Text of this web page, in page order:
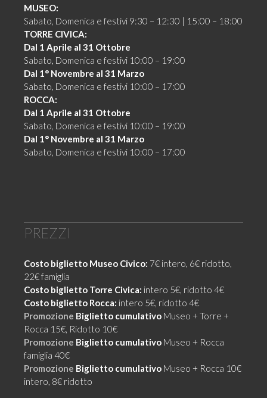
MUSEO:
Sabato, Domenica e festivi 9:30 – 12:30 | 15:00 – 18:00
TORRE CIVICA:
Dal 1 Aprile al 31 Ottobre
Sabato, Domenica e festivi 10:00 – 19:00
Dal 1° Novembre al 31 Marzo
Sabato, Domenica e festivi 10:00 – 17:00
ROCCA:
Dal 1 Aprile al 31 Ottobre
Sabato, Domenica e festivi 10:00 – 19:00
Dal 1° Novembre al 31 Marzo
Sabato, Domenica e festivi 10:00 – 17:00
PREZZI
Costo biglietto Museo Civico: 7€ intero, 6€ ridotto,
22€ famiglia
Costo biglietto Torre Civica: intero 5€, ridotto 4€
Costo biglietto Rocca: intero 5€, ridotto 4€
Promozione Biglietto cumulativo Museo + Torre +
Rocca 15€, Ridotto 10€
Promozione Biglietto cumulativo Museo + Rocca
famiglia 40€
Promozione Biglietto cumulativo Museo + Rocca 10€
intero, 8€ ridotto